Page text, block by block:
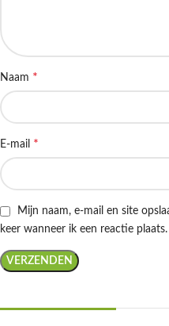
Naam *
E-mail *
Mijn naam, e-mail en site
keer wanneer ik een reactie plaats.